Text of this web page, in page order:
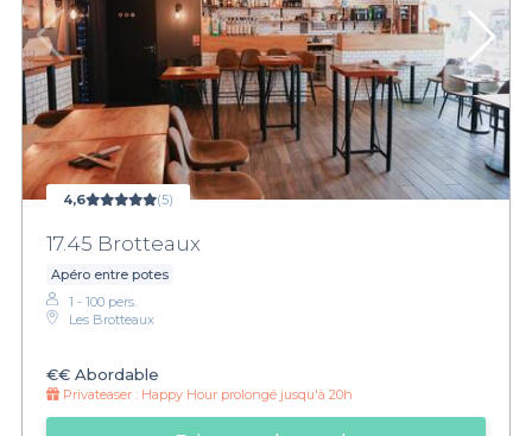
4,6 (5)
17.45 Brotteaux
Apéro entre potes
1 - 100 pers.
Les Brotteaux
€€ Abordable
Privateaser : Happy Hour prolongé jusqu'à 20h